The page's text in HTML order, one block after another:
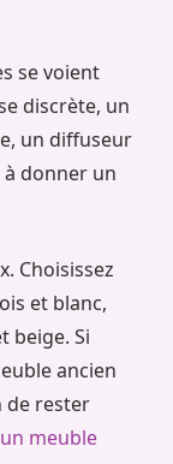
se voient
discrète, un
un diffuseur
donner un
Choisissez
et blanc,
beige. Si
ancien
de rester
meuble